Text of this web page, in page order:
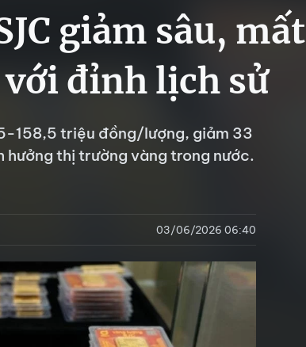
giảm sâu, mất
đỉnh lịch sử
158,5 triệu đồng/lượng, giảm 33
thị trường vàng trong nước.
03/06/2026 06:40